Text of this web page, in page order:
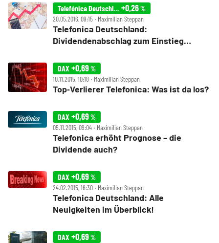
Telefónica Deutschland +0,26%
20.05.2016, 09:15 ‧ Maximilian Steppan
Telefonica Deutschland:
Dividendenabschlag zum Einstieg
DAX +0,69%
10.11.2015, 10:18 ‧ Maximilian Steppan
Top‑Verlierer Telefonica: Was ist da los?
DAX +0,69%
05.11.2015, 09:04 ‧ Maximilian Steppan
Telefonica erhöht Prognose – die
Dividende auch?
DAX +0,69%
24.02.2015, 16:30 ‧ Maximilian Steppan
Telefonica Deutschland: Alle
Neuigkeiten im Überblick!
DAX +0,69%